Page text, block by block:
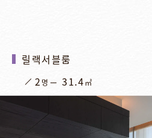
릴랙서블룸
2 명 31.4㎡